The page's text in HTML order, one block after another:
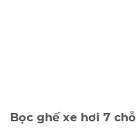
Bọc ghế xe hơi 7 chỗ